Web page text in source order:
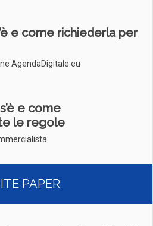
e come richiederla per
AgendaDigitale.eu
e come
le regole
PAPER